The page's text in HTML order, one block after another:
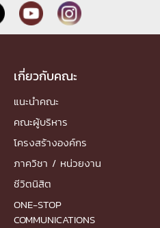
เกี่ยวกับคณะ
แนะนำคณะ
คณะผู้บริหาร
โครงสร้างองค์กร
ภาควิชา / หน่วยงาน
ชีวิตนิสิต
ONE-STOP
COMMUNICATIONS